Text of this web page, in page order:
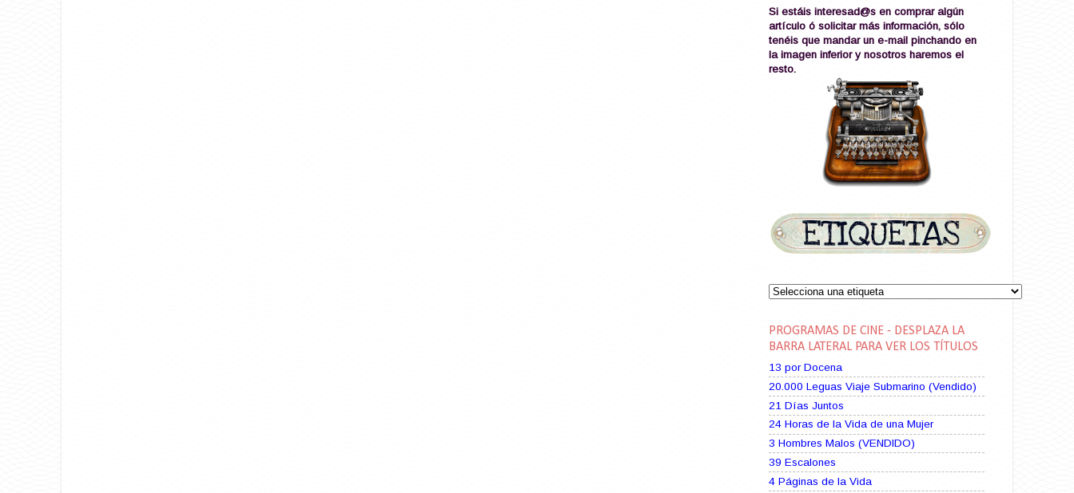
Si estáis interesad@s en comprar algún
artículo ó solicitar más información, sólo
tenéis que mandar un e-mail pinchando en
la imagen inferior y nosotros haremos el
resto.
PROGRAMAS DE CINE - DESPLAZA LA
BARRA LATERAL PARA VER LOS TÍTULOS
13 por Docena
20.000 Leguas Viaje Submarino (Vendido)
21 Días Juntos
24 Horas de la Vida de una Mujer
3 Hombres Malos (VENDIDO)
39 Escalones
4 Páginas de la Vida